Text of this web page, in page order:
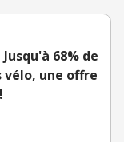
Jusqu'à 68% de
vélo, une offre